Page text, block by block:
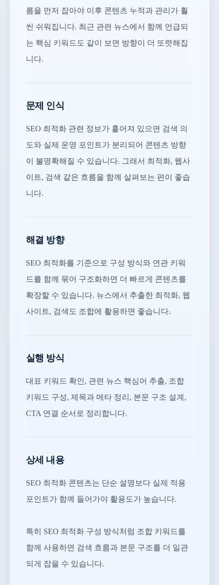
름을 먼저 잡아야 이후 콘텐츠 누적과 관리가 훨
씬 쉬워집니다. 최근 관련 뉴스에서 함께 언급되
는 핵심 키워드도 같이 보면 방향이 더 또렷해집
니다.
문제 인식
SEO 최적화 관련 정보가 흩어져 있으면 검색 의
도와 실제 운영 포인트가 분리되어 콘텐츠 방향
이 불명확해질 수 있습니다. 그래서 최적화, 웹사
이트, 검색 같은 흐름을 함께 살펴보는 편이 좋습
니다.
해결 방향
SEO 최적화를 기준으로 구성 방식와 연관 키워
드를 함께 묶어 구조화하면 더 빠르게 콘텐츠를
확장할 수 있습니다. 뉴스에서 추출한 최적화, 웹
사이트, 검색도 조합에 활용하면 좋습니다.
실행 방식
대표 키워드 확인, 관련 뉴스 핵심어 추출, 조합
키워드 구성, 제목과 메타 정리, 본문 구조 설계,
CTA 연결 순서로 정리합니다.
상세 내용
SEO 최적화 콘텐츠는 단순 설명보다 실제 적용
포인트가 함께 들어가야 활용도가 높습니다.
특히 SEO 최적화 구성 방식처럼 조합 키워드를
함께 사용하면 검색 흐름과 본문 구조를 더 일관
되게 잡을 수 있습니다.